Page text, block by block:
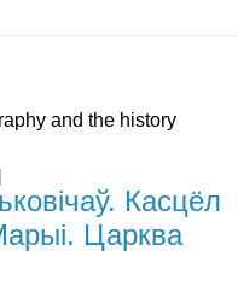
and the history
Касцёл
Царква